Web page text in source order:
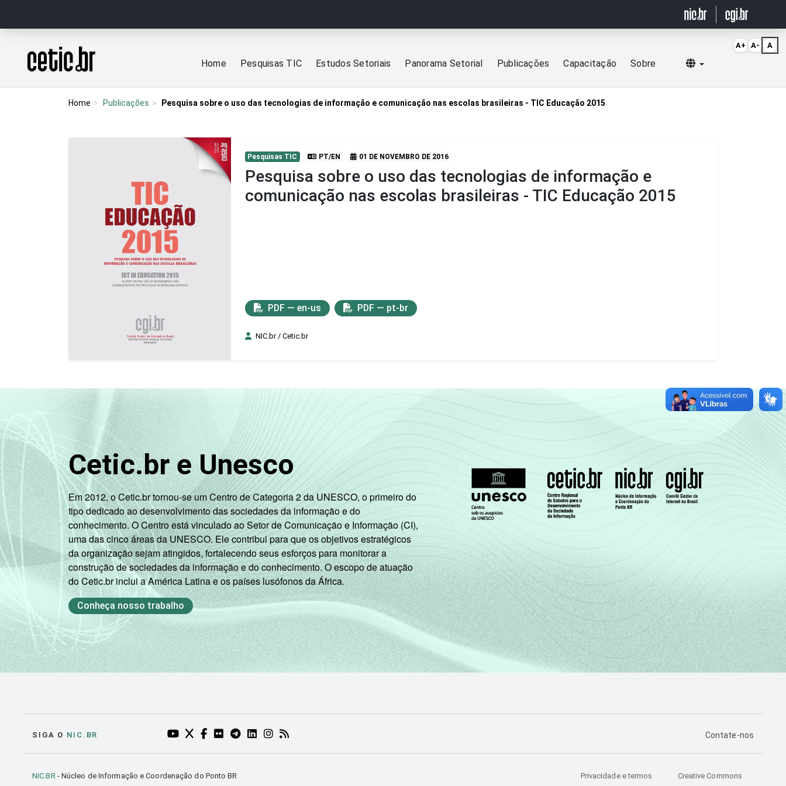
Página inicial
Home Pesquisas TIC Estudos Setoriais Panorama Setorial Publicações Capacitação Sobre Selecionar idioma
Home Publicações Pesquisa sobre o uso das tecnologias de informação e comunicação nas escolas brasileiras - TIC Educação 2015
Pesquisas TIC PT/EN 01 DE NOVEMBRO DE 2016
Pesquisa sobre o uso das tecnologias de informação e
comunicação nas escolas brasileiras - TIC Educação 2015
PDF — en-us PDF — pt-br
NIC.br / Cetic.br
Cetic.br e Unesco
Em 2012, o Cetic.br tornou-se um Centro de Categoria 2 da UNESCO, o primeiro do
tipo dedicado ao desenvolvimento das sociedades da informação e do
conhecimento. O Centro está vinculado ao Setor de Comunicação e Informação (CI),
uma das cinco áreas da UNESCO. Ele contribui para que os objetivos estratégicos
da organização sejam atingidos, fortalecendo seus esforços para monitorar a
construção de sociedades da informação e do conhecimento. O escopo de atuação
do Cetic.br inclui a América Latina e os países lusófonos da África.
Conheça nosso trabalho
SIGA O NIC.BR YOUTUBE DO NIC.BR (ABRE EM NOVA ABA)
TWITTER DO NIC.BR (ABRE EM NOVA ABA)
FACEBOOK DO NIC.BR (ABRE EM NOVA ABA)
FLICKR DO NIC.BR (ABRE EM NOVA ABA)
TELEGRAM DO NIC.BR (ABRE EM NOVA ABA)
LINKEDIN DO NIC.BR (ABRE EM NOVA ABA)
INSTAGRAM DO NIC.BR (ABRE EM NOVA ABA)
RSS DO NIC.BR (ABRE EM NOVA ABA) PÁGINA DE
Contate-nos
NIC.BR- Núcleo de Informação e Coordenação do Ponto BR
Privacidade e termos Creative Commons
A+ A- A